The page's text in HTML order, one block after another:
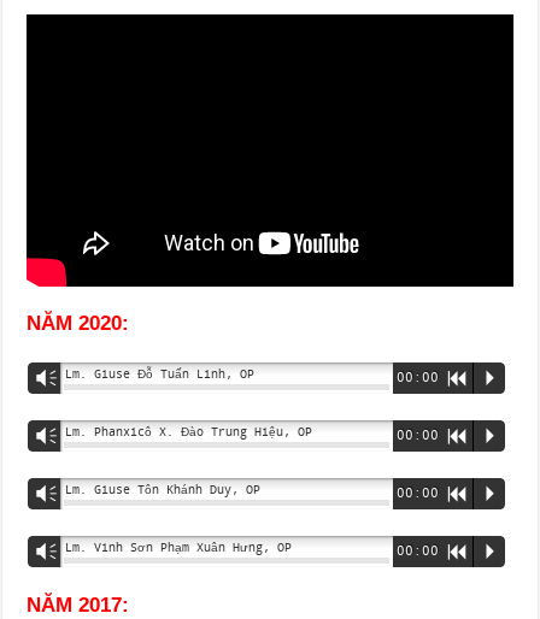
NĂM 2020:
Vm Lm. Giuse Đỗ Tuấn Linh, OP 00:00 R P
Vm Lm. Phanxicô X. Đào Trung Hiệu, OP 00:00 R P
Vm Lm. Giuse Tôn Khánh Duy, OP 00:00 R P
Vm Lm. Vinh Sơn Phạm Xuân Hưng, OP 00:00 R P
NĂM 2017: